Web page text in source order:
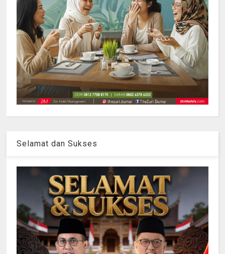
Selamat dan Sukses